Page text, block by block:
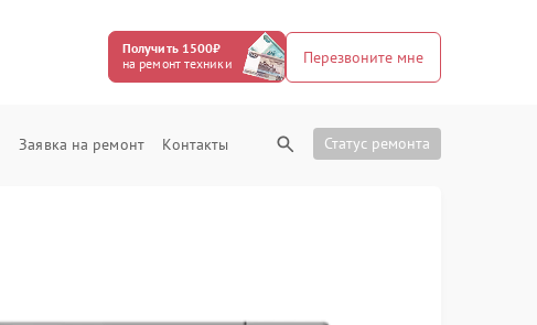
Получить 1500₽
на ремонт техники
Перезвоните мне
Заявка на ремонт Контакты Статус ремонта